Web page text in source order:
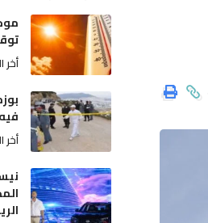
أخر
أخر